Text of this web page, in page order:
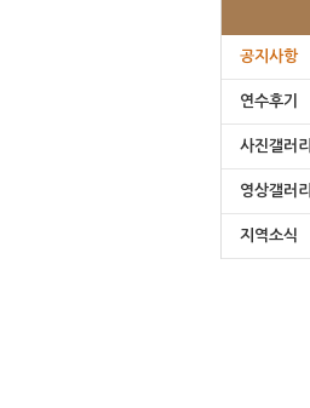
3D 투어
클락소개
공지사항
연수후기
사진갤러리
영상갤러리
지역소식